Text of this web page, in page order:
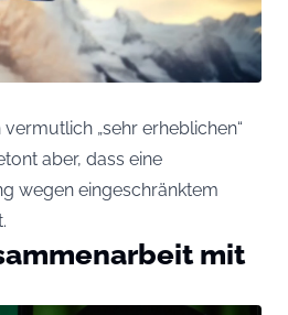
„sehr erheblichen“
aber, dass eine
wegen eingeschränktem
mit